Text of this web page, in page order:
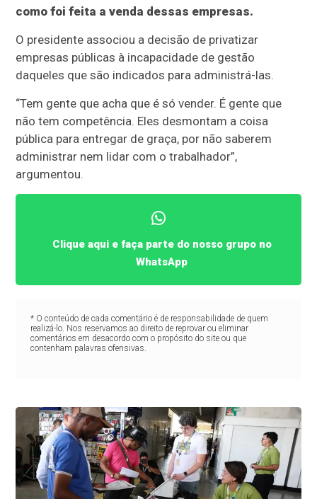
como foi feita a venda dessas empresas.
O presidente associou a decisão de privatizar
empresas públicas à incapacidade de gestão
daqueles que são indicados para administrá-las.
“Tem gente que acha que é só vender. É gente que
não tem competência. Eles desmontam a coisa
pública para entregar de graça, por não saberem
administrar nem lidar com o trabalhador”,
argumentou.
Clique aqui e faça parte do nosso grupo no
WhatsApp
* O conteúdo de cada comentário é de responsabilidade de quem
realizá-lo. Nos reservamos ao direito de reprovar ou eliminar
comentários em desacordo com o propósito do site ou que
contenham palavras ofensivas.